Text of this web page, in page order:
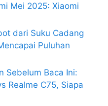
Mei 2025: Xiaomi
dari Suku Cadang
Puluhan
Sebelum Baca Ini:
Realme C75, Siapa